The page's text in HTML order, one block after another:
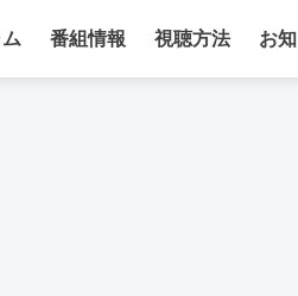
番組情報 視聴方法 お